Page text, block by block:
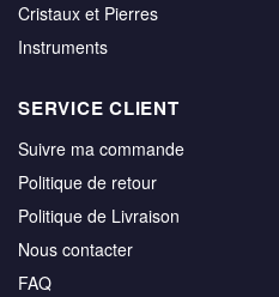
Cristaux et Pierres
Instruments
SERVICE CLIENT
Suivre ma commande
Politique de retour
Politique de Livraison
Nous contacter
FAQ